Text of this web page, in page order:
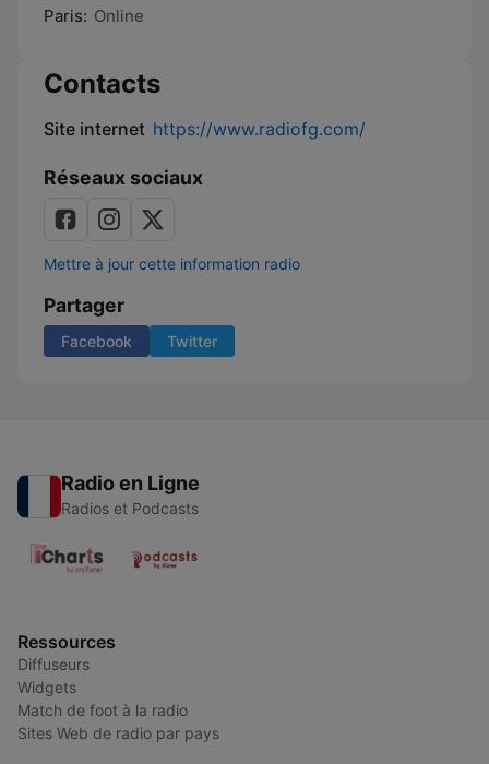
Paris: Online
Contacts
Site internet https://www.radiofg.com/
Réseaux sociaux
Mettre à jour cette information radio
Partager
Facebook Twitter
Radio en Ligne
Radios et Podcasts
Ressources
Diffuseurs
Widgets
Match de foot à la radio
Sites Web de radio par pays